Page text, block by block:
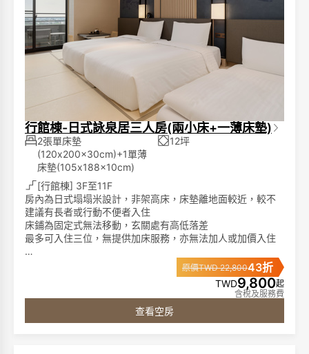
**請您留意預訂時所選擇的棟別。**
行館棟-日式詠泉居三人房(兩小床+一薄床墊)
2張單床墊
(120x200x30cm)+1單薄
床墊(105x188x10cm)
12坪
[行館棟] 3F至11F
房內為日式塌塌米設計，非架高床，床墊離地面較近，較不
建議有長者或行動不便者入住
床鋪為固定式無法移動，玄關處有高低落差
最多可入住三位，無提供加床服務，亦無法加人或加價入住
席夢思名床、膠囊咖啡機、單次免費冰箱飲品、65吋液晶電
原價TWD 22,80043折
TWD9,800起
含稅及服務費
查看空房